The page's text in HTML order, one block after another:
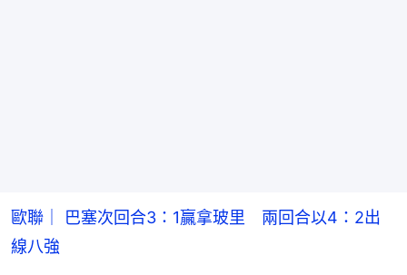
歐聯｜ 巴塞次回合3：1贏拿玻里 兩回合以4：2出
線八強